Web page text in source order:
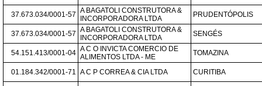
37.673.034/0001-57 A BAGATOLI CONSTRUTORA &
INCORPORADORA LTDA
PRUDENTÓPOLIS
37.673.034/0001-57 A BAGATOLI CONSTRUTORA &
INCORPORADORA LTDA
SENGÉS
54.151.413/0001-04 A C O INVICTA COMERCIO DE
ALIMENTOS LTDA - ME
TOMAZINA
01.184.342/0001-71 A C P CORREA & CIA LTDA CURITIBA